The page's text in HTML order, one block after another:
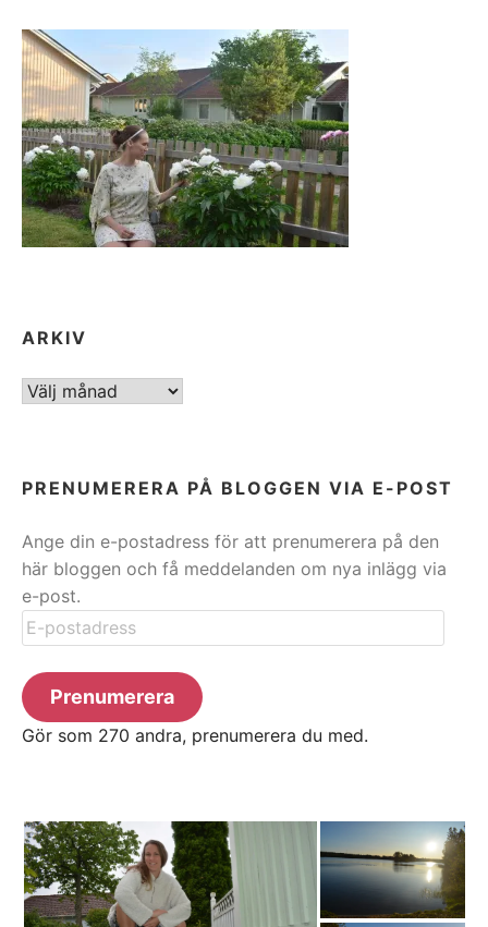
ARKIV
ARKIV
PRENUMERERA PÅ BLOGGEN VIA E-POST
Ange din e-postadress för att prenumerera på den
här bloggen och få meddelanden om nya inlägg via
e-post.
E-
postadress
Prenumerera
Gör som 270 andra, prenumerera du med.